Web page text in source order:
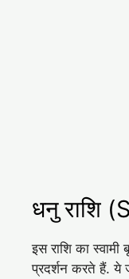
धनु राशि
इस राशि का
प्रदर्शन करते हैं. ये